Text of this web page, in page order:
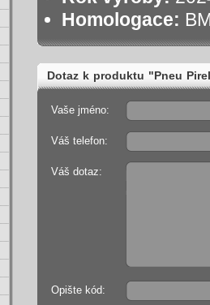
Homologace:
Dotaz k produktu "Pneu
Vaše jméno:
Váš telefon:
Váš dotaz:
Opište kód: